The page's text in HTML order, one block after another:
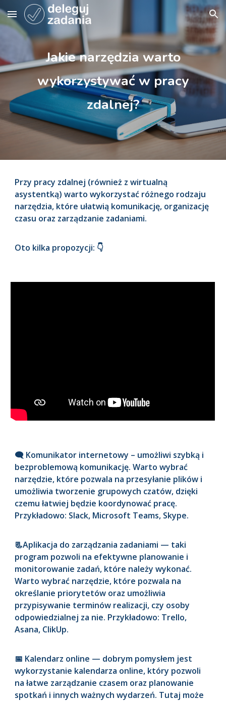
Skip to main content Skip to navigation
Jakie narzędzia warto
wykorzystywać w pracy
zdalnej?
Przy pracy zdalnej (również z wirtualną
asystentką) warto wykorzystać różnego rodzaju
narzędzia, które ułatwią komunikację, organizację
czasu oraz zarządzanie zadaniami.
Oto kilka propozycji: 👇
🗨️ Komunikator internetowy – umożliwi szybką i
bezproblemową komunikację. Warto wybrać
narzędzie, które pozwala na przesyłanie plików i
umożliwia tworzenie grupowych czatów, dzięki
czemu łatwiej będzie koordynować pracę.
Przykładowo: Slack, Microsoft Teams, Skype.
📃Aplikacja do zarządzania zadaniami — taki
program pozwoli na efektywne planowanie i
monitorowanie zadań, które należy wykonać.
Warto wybrać narzędzie, które pozwala na
określanie priorytetów oraz umożliwia
przypisywanie terminów realizacji, czy osoby
odpowiedzialnej za nie. Przykładowo: Trello,
Asana, ClikUp.
📅 Kalendarz online — dobrym pomysłem jest
wykorzystanie kalendarza online, który pozwoli
na łatwe zarządzanie czasem oraz planowanie
spotkań i innych ważnych wydarzeń. Tutaj może